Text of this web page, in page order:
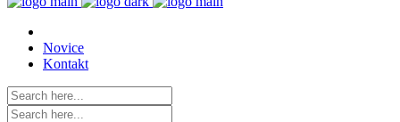
Novice
Kontakt